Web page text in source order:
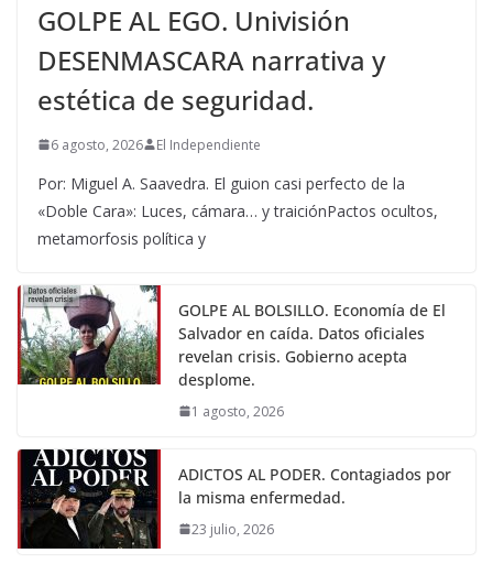
GOLPE AL EGO. Univisión
DESENMASCARA narrativa y
estética de seguridad.
6 agosto, 2026 El Independiente
Por: Miguel A. Saavedra. El guion casi perfecto de la
«Doble Cara»: Luces, cámara… y traiciónPactos ocultos,
metamorfosis política y
GOLPE AL BOLSILLO. Economía de El
Salvador en caída. Datos oficiales
revelan crisis. Gobierno acepta
desplome.
1 agosto, 2026
ADICTOS AL PODER. Contagiados por
la misma enfermedad.
23 julio, 2026